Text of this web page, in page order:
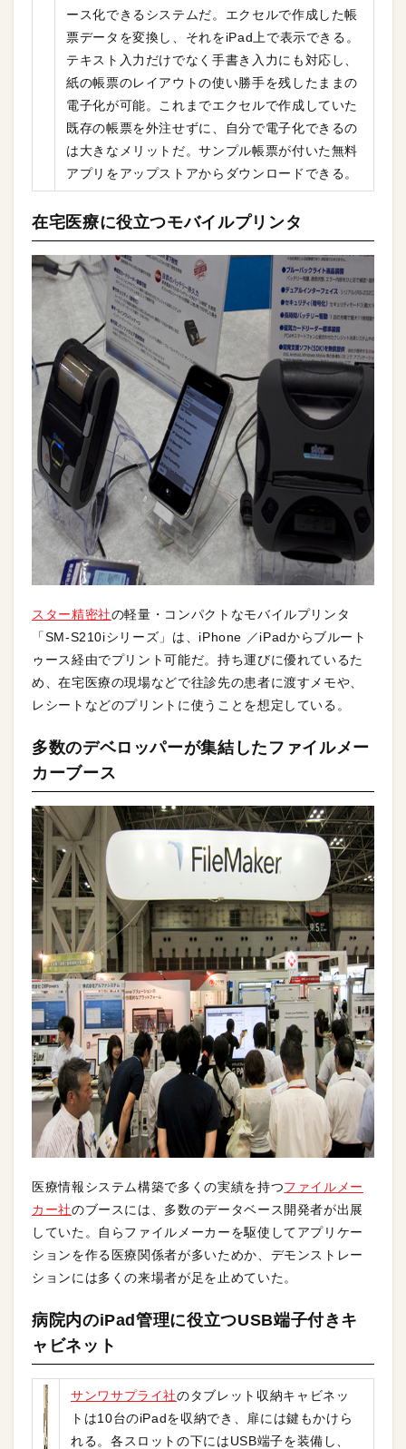
ース化できるシステムだ。エクセルで作成した帳
票データを変換し、それをiPad上で表示できる。
テキスト入力だけでなく手書き入力にも対応し、
紙の帳票のレイアウトの使い勝手を残したままの
電子化が可能。これまでエクセルで作成していた
既存の帳票を外注せずに、自分で電子化できるの
は大きなメリットだ。サンプル帳票が付いた無料
アプリをアップストアからダウンロードできる。
在宅医療に役立つモバイルプリンタ
スター精密社の軽量・コンパクトなモバイルプリンタ
「SM-S210iシリーズ」は、iPhone ／iPadからブルート
ゥース経由でプリント可能だ。持ち運びに優れているた
め、在宅医療の現場などで往診先の患者に渡すメモや、
レシートなどのプリントに使うことを想定している。
多数のデベロッパーが集結したファイルメー
カーブース
医療情報システム構築で多くの実績を持つファイルメー
カー社のブースには、多数のデータベース開発者が出展
していた。自らファイルメーカーを駆使してアプリケー
ションを作る医療関係者が多いためか、デモンストレー
ションには多くの来場者が足を止めていた。
病院内のiPad管理に役立つUSB端子付きキ
ャビネット
サンワサプライ社のタブレット収納キャビネッ
トは10台のiPadを収納でき、扉には鍵もかけら
れる。各スロットの下にはUSB端子を装備し、